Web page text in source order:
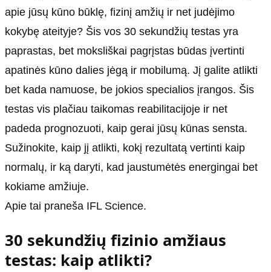
apie jūsų kūno būklę, fizinį amžių ir net judėjimo
kokybę ateityje? Šis vos 30 sekundžių testas yra
paprastas, bet moksliškai pagrįstas būdas įvertinti
apatinės kūno dalies jėgą ir mobilumą. Jį galite atlikti
bet kada namuose, be jokios specialios įrangos. Šis
testas vis plačiau taikomas reabilitacijoje ir net
padeda prognozuoti, kaip gerai jūsų kūnas sensta.
Sužinokite, kaip jį atlikti, kokį rezultatą vertinti kaip
normalų, ir ką daryti, kad jaustumėtės energingai bet
kokiame amžiuje.
Apie tai praneša IFL Science.
30 sekundžių fizinio amžiaus
testas: kaip atlikti?